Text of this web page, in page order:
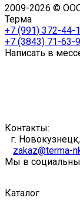
2009-2026 ©
Терма
+7 (991) 372-44-
+7 (3843) 71-63-
Написать в
Контакты:
г.
zakaz@terma-
Мы в
Каталог